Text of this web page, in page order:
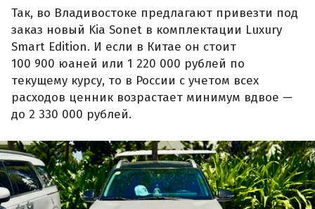
Так, во Владивостоке предлагают привезти под
заказ новый Kia Sonet в комплектации Luxury
Smart Edition. И если в Китае он стоит
100 900 юаней или 1 220 000 рублей по
текущему курсу, то в России с учетом всех
расходов ценник возрастает минимум вдвое —
до 2 330 000 рублей.